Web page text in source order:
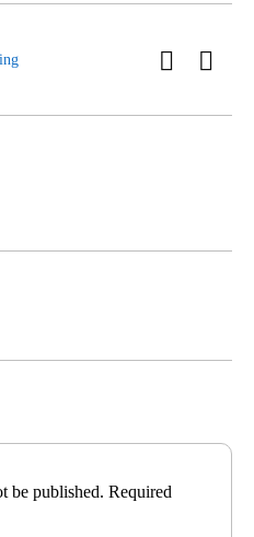
be published. Required